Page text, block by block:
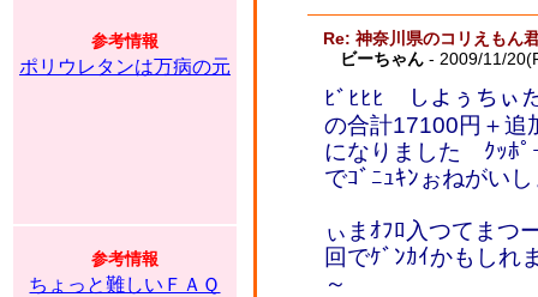
参考情報
ポリウレタンは万病の元
参考情報
ちょっと難しいＦＡＱ
Re: 神奈川県のコリえもん
ビーちゃん - 2009/11/
ﾋﾞﾋﾋﾋ しよぅちぃ
の合計17100円＋追
になりました ｸｯﾎ
でｺﾞﾆｭｷﾝぉねがい
ぃまｵﾌﾛ入つてま
回でｹﾞﾝｶｲかもし
～